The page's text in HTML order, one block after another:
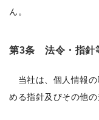
ん。
第3条 法令・指針
当社は、個人情報の
める指針及びその他の